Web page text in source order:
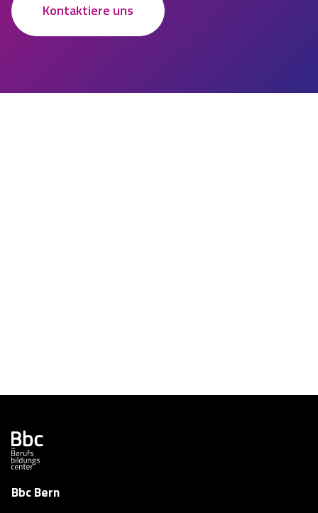
Kontaktiere uns
Bbc Bern